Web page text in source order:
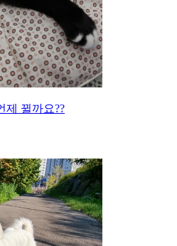
제 뀔까요??